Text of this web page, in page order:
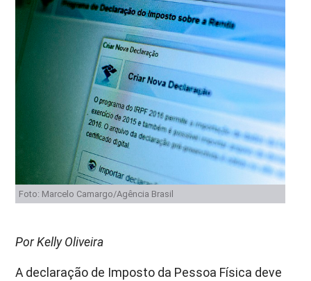
Foto: Marcelo Camargo/Agência Brasil
Por Kelly Oliveira
A declaração de Imposto da Pessoa Física deve